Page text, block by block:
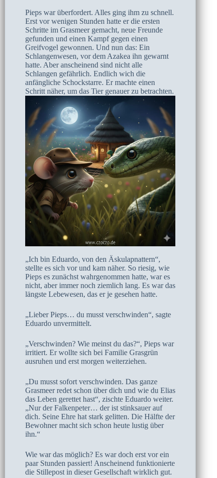
Pieps war überfordert. Alles ging ihm zu schnell.
Erst vor wenigen Stunden hatte er die ersten
Schritte im Grasmeer gemacht, neue Freunde
gefunden und einen Kampf gegen einen
Greifvogel gewonnen. Und nun das: Ein
Schlangenwesen, vor dem Azakea ihn gewarnt
hatte. Aber anscheinend sind nicht alle
Schlangen gefährlich. Endlich wich die
anfängliche Schockstarre. Er machte einen
Schritt näher, um das Tier genauer zu betrachten.
„Ich bin Eduardo, von den Äskulapnattern“,
stellte es sich vor und kam näher. So riesig, wie
Pieps es zunächst wahrgenommen hatte, war es
nicht, aber immer noch ziemlich lang. Es war das
längste Lebewesen, das er je gesehen hatte.
„Lieber Pieps… du musst verschwinden“, sagte
Eduardo unvermittelt.
„Verschwinden? Wie meinst du das?“, Pieps war
irritiert. Er wollte sich bei Familie Grasgrün
ausruhen und erst morgen weiterziehen.
„Du musst sofort verschwinden. Das ganze
Grasmeer redet schon über dich und wie du Elias
das Leben gerettet hast“, zischte Eduardo weiter.
„Nur der Falkenpeter… der ist stinksauer auf
dich. Seine Ehre hat stark gelitten. Die Hälfte der
Bewohner macht sich schon heute lustig über
ihn.“
Wie war das möglich? Es war doch erst vor ein
paar Stunden passiert! Anscheinend funktionierte
die Stillepost in dieser Gesellschaft wirklich gut.